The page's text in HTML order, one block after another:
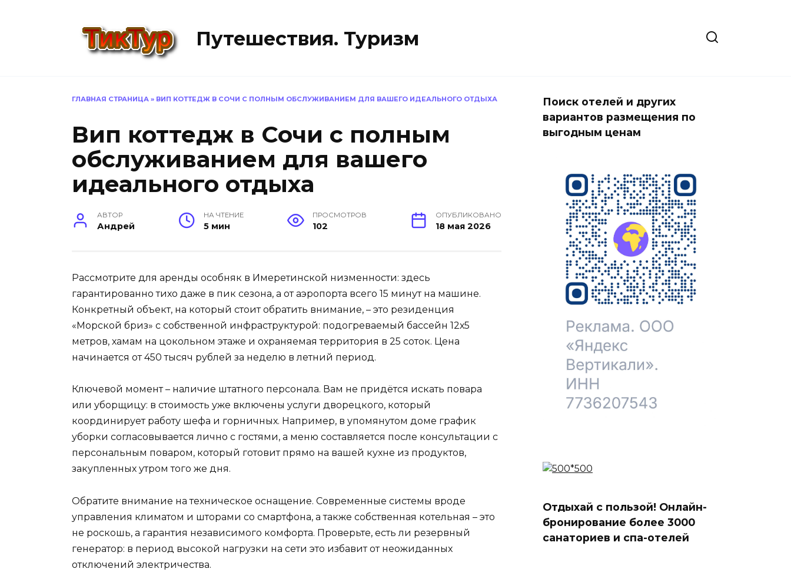
Путешествия. Туризм
ГЛАВНАЯ СТРАНИЦА » ВИП КОТТЕДЖ В СОЧИ С ПОЛНЫМ ОБСЛУЖИВАНИЕМ ДЛЯ ВАШЕГО ИДЕАЛЬНОГО ОТДЫХА
Вип коттедж в Сочи с полным
обслуживанием для вашего
идеального отдыха
АВТОР
Андрей
НА ЧТЕНИЕ
5 мин
ПРОСМОТРОВ
102
ОПУБЛИКОВАНО
18 мая 2026
Рассмотрите для аренды особняк в Имеретинской низменности: здесь
гарантированно тихо даже в пик сезона, а от аэропорта всего 15 минут на машине.
Конкретный объект, на который стоит обратить внимание, – это резиденция
«Морской бриз» с собственной инфраструктурой: подогреваемый бассейн 12х5
метров, хамам на цокольном этаже и охраняемая территория в 25 соток. Цена
начинается от 450 тысяч рублей за неделю в летний период.
Ключевой момент – наличие штатного персонала. Вам не придётся искать повара
или уборщицу: в стоимость уже включены услуги дворецкого, который
координирует работу шефа и горничных. Например, в упомянутом доме график
уборки согласовывается лично с гостями, а меню составляется после консультации с
персональным поваром, который готовит прямо на вашей кухне из продуктов,
закупленных утром того же дня.
Обратите внимание на техническое оснащение. Современные системы вроде
управления климатом и шторами со смартфона, а также собственная котельная – это
не роскошь, а гарантия независимого комфорта. Проверьте, есть ли резервный
генератор: в период высокой нагрузки на сети это избавит от неожиданных
отключений электричества.
Поиск отелей и других
вариантов размещения по
выгодным ценам
Отдыхай с пользой! Онлайн-
бронирование более 3000
санаториев и спа-отелей